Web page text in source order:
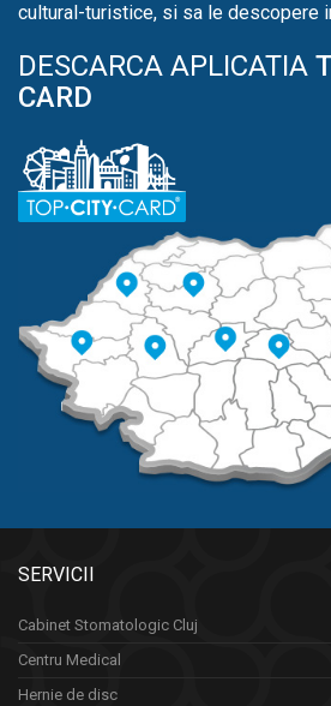
cultural-turistice, si sa le descopere
DESCARCA APLICATIA
CARD
SERVICII
Cabinet Stomatologic Cluj
Centru Medical
Hernie de disc